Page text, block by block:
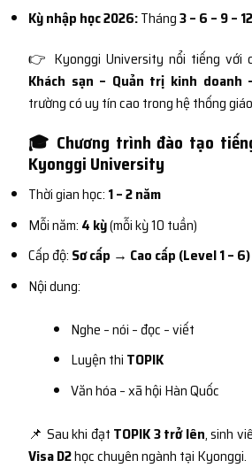
Kỳ nhập học 2026:Tháng3 – 6 – 9 – 12
👉 Kyonggi University nổi tiếng với
Khách sạn – Quản trị kinh doanh
trường có uy tín cao trong hệ thống
🎓 Chương trình đào tạo
Kyonggi University
Thời gian học: 1 – 2 năm
Mỗi năm: 4 kỳ(mỗi kỳ 10 tuần)
Cấp độ: Sơ cấp → Cao cấp (Level 1 – 6)
Nội dung:
Nghe – nói – đọc – viết
Luyện thi TOPIK
Văn hóa – xã hội Hàn Quốc
📌 Sau khi đạt TOPIK 3 trở lên, sinh
Visa D2học chuyên ngành tại Kyonggi.